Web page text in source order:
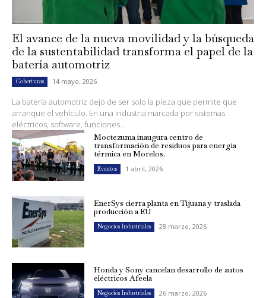
El avance de la nueva movilidad y la búsqueda
de la sustentabilidad transforma el papel de la
batería automotriz
Coberturas 14 mayo, 2026
La batería automotriz dejó de ser solo la pieza que permite que
arranque el vehículo. En una industria marcada por sistemas
eléctricos, software, funciones...
Moctezuma inaugura centro de
transformación de residuos para energía
térmica en Morelos.
Eventos 1 abril, 2026
EnerSys cierra planta en Tijuana y traslada
producción a EU
Negocios Industriales 28 marzo, 2026
Honda y Sony cancelan desarrollo de autos
eléctricos Afeela
Negocios Industriales 26 marzo, 2026